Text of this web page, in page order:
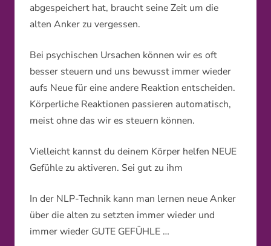
abgespeichert hat, braucht seine Zeit um die
alten Anker zu vergessen.
Bei psychischen Ursachen können wir es oft
besser steuern und uns bewusst immer wieder
aufs Neue für eine andere Reaktion entscheiden.
Körperliche Reaktionen passieren automatisch,
meist ohne das wir es steuern können.
Vielleicht kannst du deinem Körper helfen NEUE
Gefühle zu aktiveren. Sei gut zu ihm
In der NLP-Technik kann man lernen neue Anker
über die alten zu setzten immer wieder und
immer wieder GUTE GEFÜHLE …